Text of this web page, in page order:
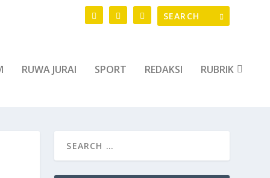
RUWA JURAI SPORT REDAKSI RUBRIK